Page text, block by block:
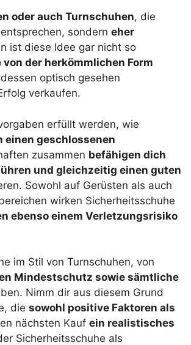
oder auch Turnschuhen, die
entsprechen, sondern eher
ist diese Idee gar nicht so
der herkömmlichen Form
optisch gesehen
verkaufen.
erfüllt werden, wie
geschlossenen
zusammen befähigen dich
und gleichzeitig einen guten
Sowohl auf Gerüsten als auch
wirken Sicherheitsschuhe
ebenso einem Verletzungsrisiko
im Stil von Turnschuhen, von
Mindestschutz sowie sämtliche
Nimm dir aus diesem Grund
die sowohl positive Faktoren als
nächsten Kauf ein realistisches
Sicherheitsschuhe als